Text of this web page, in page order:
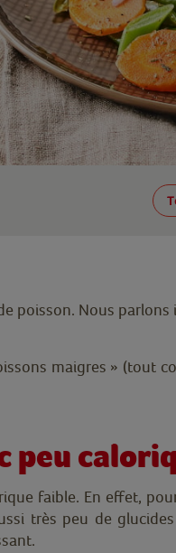
poisson. Nous
maigres » (tout
peu
faible. En effet,
très peu de